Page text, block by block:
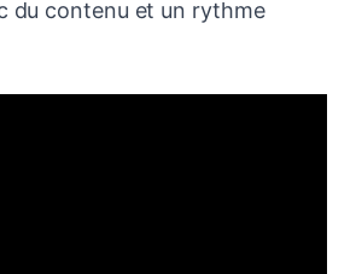
du contenu et un rythme